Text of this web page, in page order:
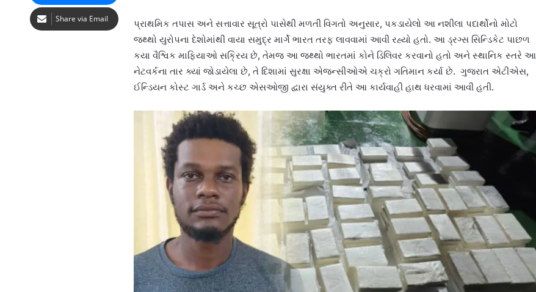
પ્રાથમિક તપાસ અને સત્તાવાર સૂત્રો પાસેથી મળતી વિગતો અનુસાર, પકડાયેલો આ નશીલા પદાર્થોનો મોટો
જથ્થો યુરોપના દેશોમાંથી વાયા સમુદ્ર માર્ગે ભારત તરફ લાવવામાં આવી રહ્યો હતો. આ ડ્રગ્સ સિન્ડિકેટ પાછળ
કયા વૈશ્વિક માફિયાઓ સક્રિય છે, તેમજ આ જથ્થો ભારતમાં કોને ડિલિવર કરવાનો હતો અને સ્થાનિક સ્તરે આ
નેટવર્કના તાર ક્યાં જોડાયેલા છે, તે દિશામાં સુરક્ષા એજન્સીઓએ ચક્રો ગતિમાન કર્યા છે. ગુજરાત એટીએસ,
ઈન્ડિયન કોસ્ટ ગાર્ડ અને કચ્છ એસઓજી દ્વારા સંયુક્ત રીતે આ કાર્યવાહી હાથ ધરવામાં આવી હતી.
Share via Email